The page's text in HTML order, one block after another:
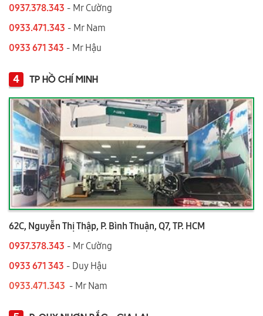
0937.378.343 - Mr Cường
0933.471.343 - Mr Nam
0933 671 343 - Mr Hậu
4 TP HỒ CHÍ MINH
62C, Nguyễn Thị Thập, P. Bình Thuận, Q7, TP. HCM
0937.378.343 - Mr Cường
0933 671 343 - Duy Hậu
0933.471.343 - Mr Nam